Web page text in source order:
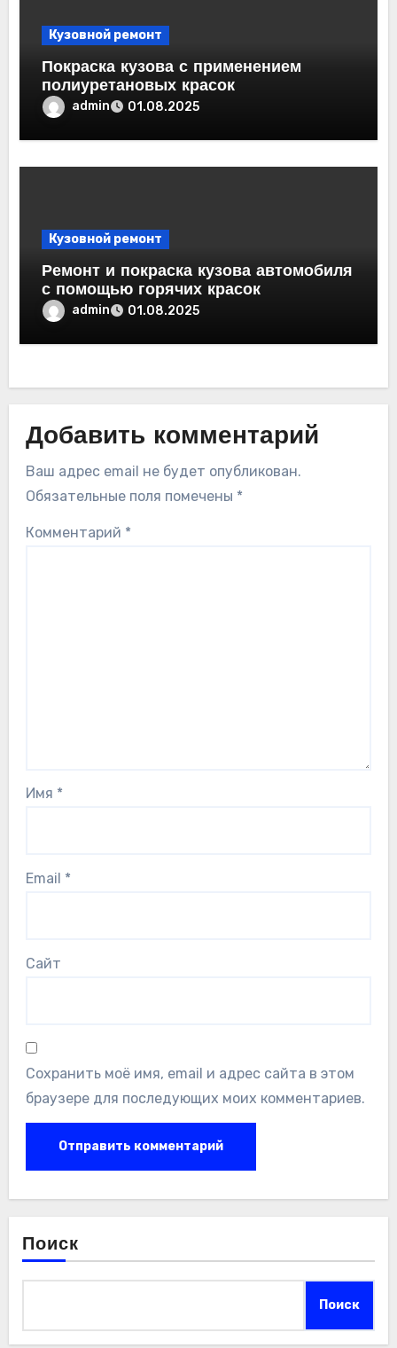
Кузовной ремонт
Покраска кузова с применением
полиуретановых красок
admin 01.08.2025
Кузовной ремонт
Ремонт и покраска кузова автомобиля
с помощью горячих красок
admin 01.08.2025
Добавить комментарий
Ваш адрес email не будет опубликован.
Обязательные поля помечены *
Комментарий *
Имя *
Email *
Сайт
Сохранить моё имя, email и адрес сайта в этом
браузере для последующих моих комментариев.
Поиск
Поиск